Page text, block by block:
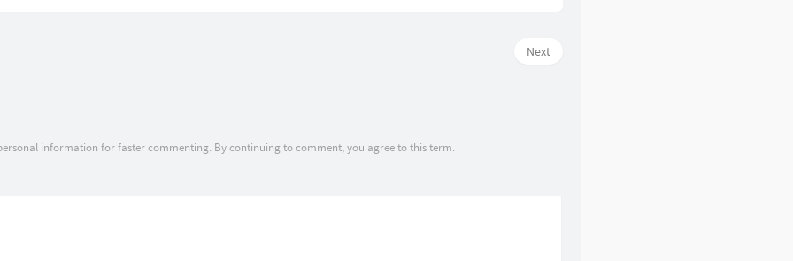
Next
information for faster commenting. By continuing to comment, you agree to this term.